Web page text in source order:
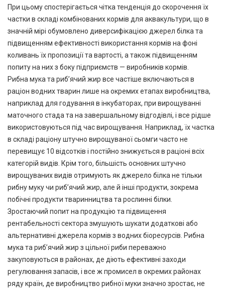
При цьому спостерігається чітка тенденція до скорочення їх
частки в складі комбінованих кормів для аквакультури, що в
значній мірі обумовлено диверсифікацією джерел білка та
підвищенням ефективності використання кормів на фоні
коливань їх пропозиції та вартості, а також підвищенням
попиту на них з боку підприємств — виробників кормів.
Рибна мука та риб’ячий жир все частіше включаються в
раціон водних тварин лише на окремих етапах виробництва,
наприклад для годування в інкубаторах, при вирощуванні
маточного стада та на завершальному відгодівлі, і все рідше
використовуються під час вирощування. Наприклад, їх частка
в складі раціону штучно вирощуваної сьомги часто не
перевищує 10 відсотків і постійно знижується в раціоні всіх
категорій видів. Крім того, більшість основних штучно
вирощуваних видів отримують як джерело білка не тільки
рибну муку чи риб’ячий жир, але й інші продукти, зокрема
побічні продукти тваринництва та рослинні білки.
Зростаючий попит на продукцію та підвищення
рентабельності сектора змушують шукати додаткові або
альтернативні джерела кормів з водних біоресурсів. Рибна
мука та риб’ячий жир з цільної риби переважно
закуповуються в районах, де діють ефективні заходи
регулювання запасів, і все ж промисел в окремих районах
ряду країн, де виробництво рибної муки значно зростає, не